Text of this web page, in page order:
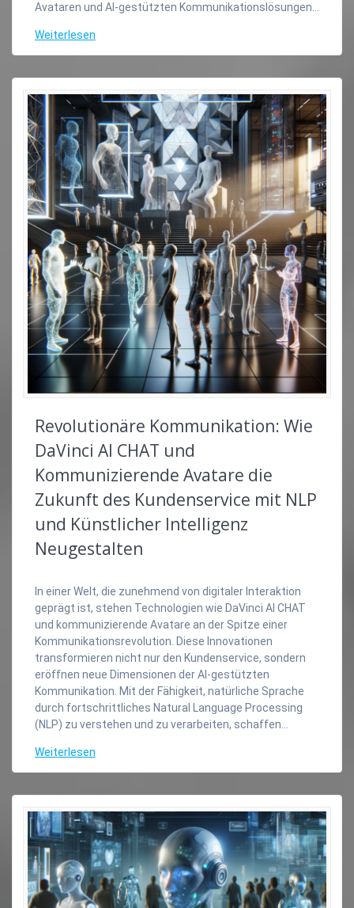
Avataren und AI-gestützten Kommunikationslösungen…
Weiterlesen
Revolutionäre Kommunikation: Wie
DaVinci AI CHAT und
Kommunizierende Avatare die
Zukunft des Kundenservice mit NLP
und Künstlicher Intelligenz
Neugestalten
In einer Welt, die zunehmend von digitaler Interaktion
geprägt ist, stehen Technologien wie DaVinci AI CHAT
und kommunizierende Avatare an der Spitze einer
Kommunikationsrevolution. Diese Innovationen
transformieren nicht nur den Kundenservice, sondern
eröffnen neue Dimensionen der AI-gestützten
Kommunikation. Mit der Fähigkeit, natürliche Sprache
durch fortschrittliches Natural Language Processing
(NLP) zu verstehen und zu verarbeiten, schaffen…
Weiterlesen